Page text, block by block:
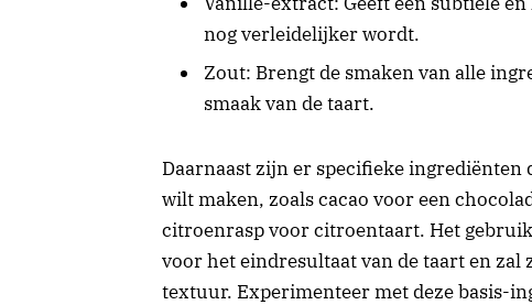
nog verleidelijker wordt.
Zout: Brengt de smaken van alle
smaak van de taart.
Daarnaast zijn er specifieke
wilt maken, zoals cacao voor een
citroenrasp voor citroentaart. Het
voor het eindresultaat van de taart en
textuur. Experimenteer met deze basis-